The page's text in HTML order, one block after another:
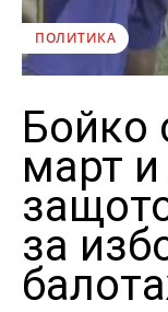
ПОЛИТИКА
Бойко
март
за